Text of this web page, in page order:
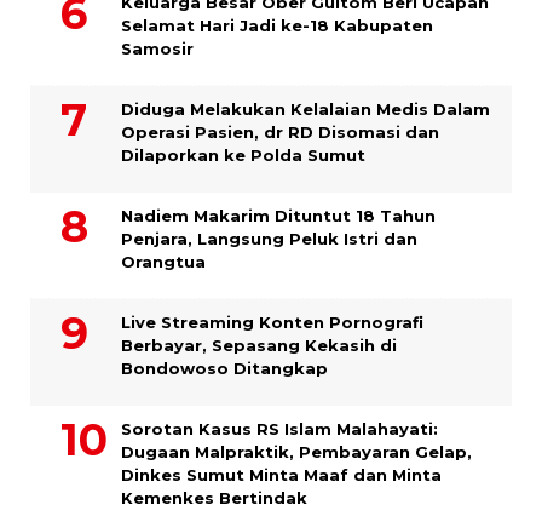
Selamat Hari Jadi ke-18 Kabupaten
Samosir
Diduga Melakukan Kelalaian Medis Dalam
Operasi Pasien, dr RD Disomasi dan
Dilaporkan ke Polda Sumut
​Nadiem Makarim Dituntut 18 Tahun
Penjara, Langsung Peluk Istri dan
Orangtua
Live Streaming Konten Pornografi
Berbayar, Sepasang Kekasih di
Bondowoso Ditangkap
Sorotan Kasus RS Islam Malahayati:
Dugaan Malpraktik, Pembayaran Gelap,
Dinkes Sumut Minta Maaf dan Minta
Kemenkes Bertindak